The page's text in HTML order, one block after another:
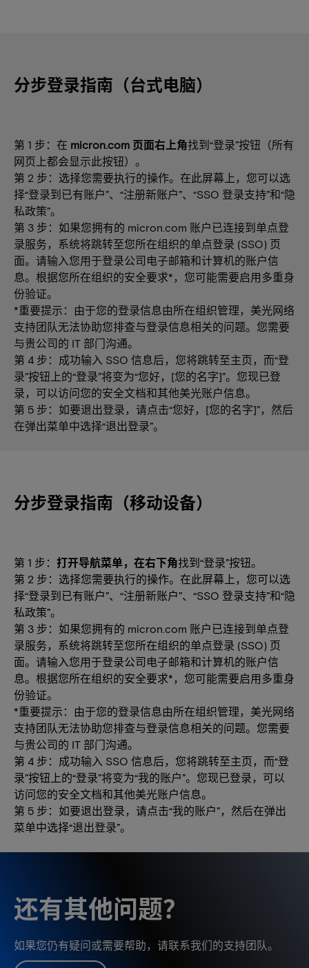
分步登录指南（台式电脑）
第 1 步：在 micron.com 页面右上角找到“登录”按钮（所有
网页上都会显示此按钮）。
第 2 步：选择您需要执行的操作。在此屏幕上，您可以选
择“登录到已有账户”、“注册新账户”、“SSO 登录支持”和“隐
私政策”。
第 3 步：如果您拥有的 micron.com 账户已连接到单点登
录服务，系统将跳转至您所在组织的单点登录 (SSO) 页
面。请输入您用于登录公司电子邮箱和计算机的账户信
息。根据您所在组织的安全要求*，您可能需要启用多重身
份验证。
*重要提示：由于您的登录信息由所在组织管理，美光网络
支持团队无法协助您排查与登录信息相关的问题。您需要
与贵公司的 IT 部门沟通。
第 4 步：成功输入 SSO 信息后，您将跳转至主页，而“登
录”按钮上的“登录”将变为“您好，[您的名字]”。您现已登
录，可以访问您的安全文档和其他美光账户信息。
第 5 步：如要退出登录，请点击“您好，[您的名字]”，然后
在弹出菜单中选择“退出登录”。
分步登录指南（移动设备）
第 1 步： 打开导航菜单，在右下角找到“登录”按钮。
第 2 步：选择您需要执行的操作。在此屏幕上，您可以选
择“登录到已有账户”、“注册新账户”、“SSO 登录支持”和“隐
私政策”。
第 3 步：如果您拥有的 micron.com 账户已连接到单点登
录服务，系统将跳转至您所在组织的单点登录 (SSO) 页
面。请输入您用于登录公司电子邮箱和计算机的账户信
息。根据您所在组织的安全要求*，您可能需要启用多重身
份验证。
*重要提示：由于您的登录信息由所在组织管理，美光网络
支持团队无法协助您排查与登录信息相关的问题。您需要
与贵公司的 IT 部门沟通。
第 4 步：成功输入 SSO 信息后，您将跳转至主页，而“登
录”按钮上的“登录”将变为“我的账户”。您现已登录，可以
访问您的安全文档和其他美光账户信息。
第 5 步：如要退出登录，请点击“我的账户”，然后在弹出
菜单中选择“退出登录”。
还有其他问题？
如果您仍有疑问或需要帮助，请联系我们的支持团队。